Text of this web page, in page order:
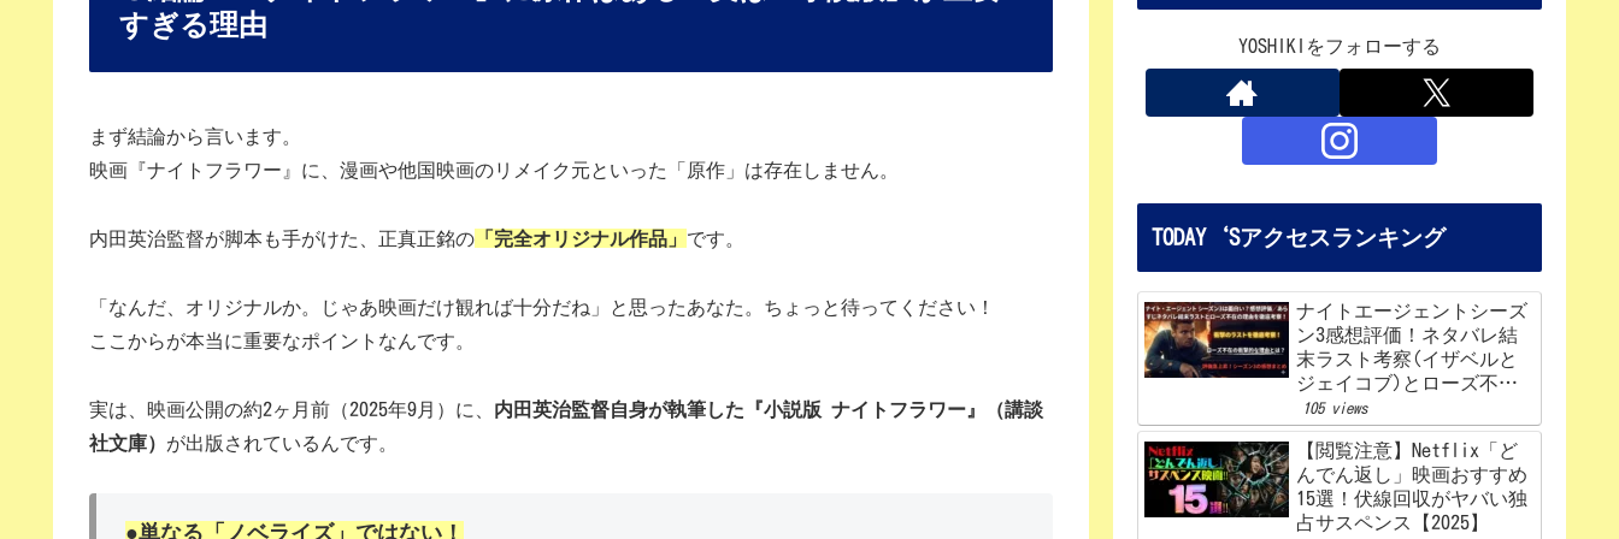
すぎる理由
まず結論から言います。
映画『ナイトフラワー』に、漫画や他国映画のリメイク元といった「原作」は存在しません。
内田英治監督が脚本も手がけた、正真正銘の 「完全オリジナル作品」 です。
「なんだ、オリジナルか。じゃあ映画だけ観れば十分だね」と思ったあなた。ちょっと待ってください！
ここからが本当に重要なポイントなんです。
実は、映画公開の約2ヶ月前（2025年9月）に、 内田英治監督自身が執筆した『小説版 ナイトフラワー』（講談
社文庫） が出版されているんです。
●単なる「ノベライズ」ではない！
YOSHIKIをフォローする
TODAY‘Sアクセスランキング
ナイトエージェントシーズ
ン3感想評価！ネタバレ結
末ラスト考察(イザベルと
ジェイコブ)とローズ不在
の理由を解説‼
105 views
【閲覧注意】Netflix「ど
んでん返し」映画おすすめ
15選！伏線回収がヤバい独
占サスペンス【2025】